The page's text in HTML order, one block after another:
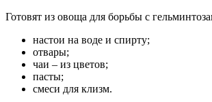
Готовят из овоща для борьбы с
настои на воде и спирту;
отвары;
чаи – из цветов;
пасты;
смеси для клизм.